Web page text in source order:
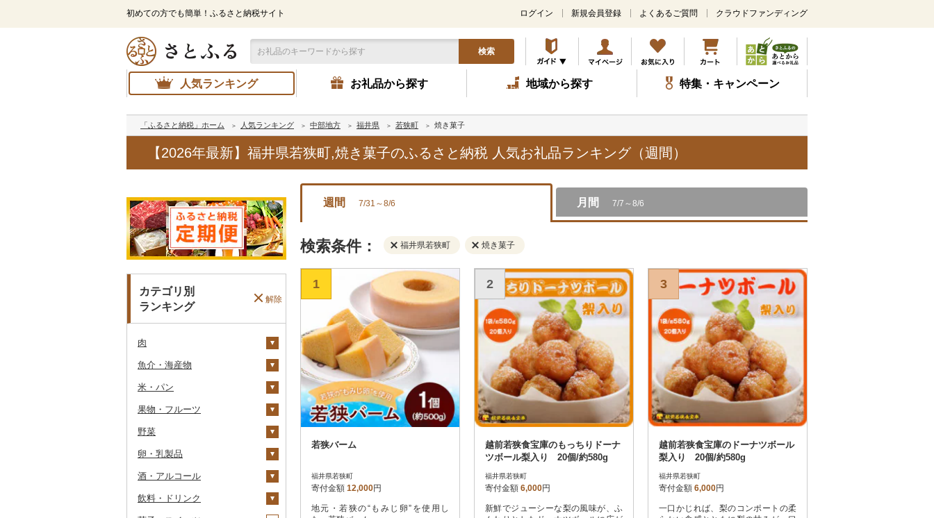
初めての方でも簡単！ふるさと納税サイト
メ
ン
コ
ン
テ
ツ
キ
ッ
プ
ログイン 新規会員登録 よくあるご質問 クラウドファンディング
検索
人気ランキング お礼品から探す 地域から探す 特集・キャンペーン
「ふるさと納税」ホーム 人気ランキング 中部地方 福井県 若狭町 焼き菓子
【2026年最新】福井県若狭町,焼き菓子のふるさと納税 人気お礼品ランキング（週間）
カテゴリ別
ランキング
解除
肉
牛肉（精肉）
ステーキ
すき焼き
焼肉
牛タン
和牛
牛肉（加工品）
ハンバーグ
ローストビーフ
ビーフジャーキー
その他牛肉（加工品）
豚肉（精肉）
すき焼き
しゃぶしゃぶ
焼肉
豚肉（加工品）
ハンバーグ
もつ鍋
ハム
鶏肉
鶏肉（精肉）
ハム・ソーセージ
鹿肉
馬肉
魚介・海産物
カニ
ズワイガニ
毛ガニ
かにしゃぶ
その他カニ
エビ
ボタンエビ
伊勢海老
その他エビ
いくら
うに
明太子・たらこ
明太子
その他魚卵
米・パン
米
無洗米
玄米
金芽米
雑穀
餅
その他穀物加工品
パン
果物・フルーツ
ぶどう・マスカット
巨峰
ナガノパープル
ピオーネ
いちご
りんご
もも
野菜
いも
じゃがいも
さつまいも
トマト
フルーツトマト
玉ねぎ
卵・乳製品
卵
チーズ
酒・アルコール
ビール・発泡酒
飲料・ドリンク
週間 7/31～8/6 月間 7/7～8/6
検索条件： 福井県若狭町 焼き菓子
1
若狭バーム
福井県若狭町
寄付金額 12,000円
地元・若狭の“もみじ卵”を使用し
2
越前若狭食宝庫のもっちりドーナ
ツボール梨入り 20個/約580g
福井県若狭町
寄付金額 6,000円
新鮮でジューシーな梨の風味が、ふ
3
越前若狭食宝庫のドーナツボール
梨入り 20個/約580g
福井県若狭町
寄付金額 6,000円
一口かじれば、梨のコンポートの柔